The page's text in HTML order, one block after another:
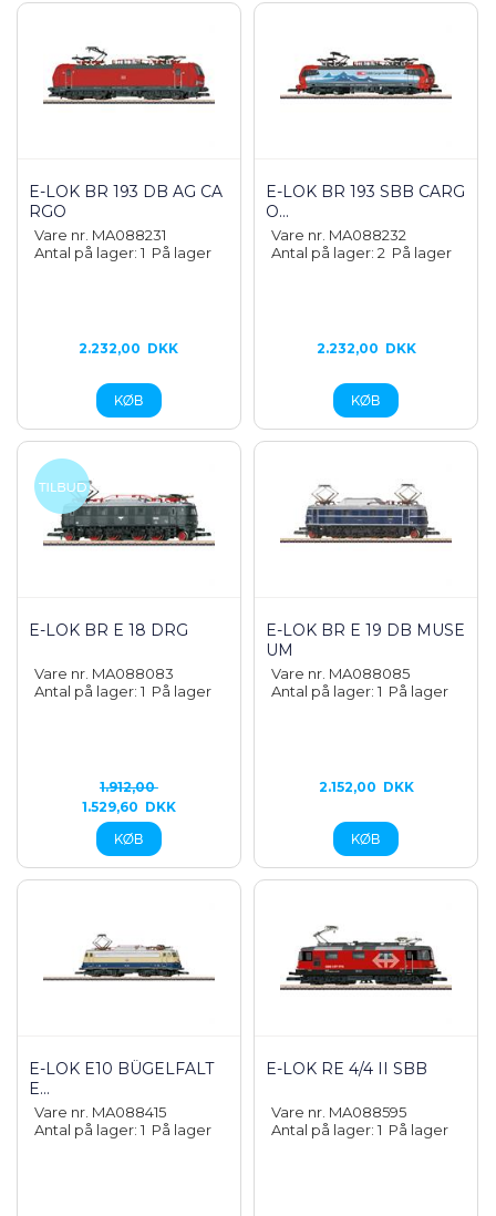
E-LOK BR 193 DB AG CA
RGO
Vare nr. MA088231
Antal på lager: 1 På lager
2.232,00 DKK
E-LOK BR 193 SBB CARG
O...
Vare nr. MA088232
Antal på lager: 2 På lager
2.232,00 DKK
E-LOK BR E 18 DRG
Vare nr. MA088083
Antal på lager: 1 På lager
1.912,00
1.529,60 DKK
E-LOK BR E 19 DB MUSE
UM
Vare nr. MA088085
Antal på lager: 1 På lager
2.152,00 DKK
E-LOK E10 BÜGELFALT
E...
Vare nr. MA088415
Antal på lager: 1 På lager
E-LOK RE 4/4 II SBB
Vare nr. MA088595
Antal på lager: 1 På lager